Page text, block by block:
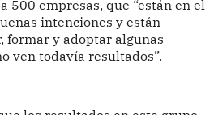
500 empresas, que “están en el
intenciones y están
formar y adoptar algunas
ven todavía resultados”.